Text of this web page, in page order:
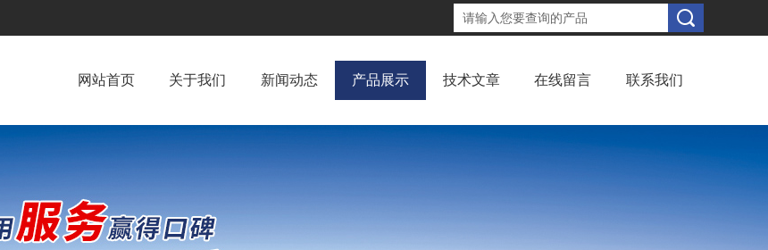
网站首页 关于我们 新闻动态 产品展示 技术文章 在线留言 联系我们